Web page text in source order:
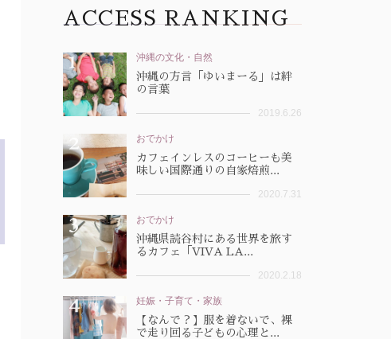
ACCESS RANKING
沖縄の文化・自然
沖縄の方言「ゆいまーる」は絆
の言葉
2019.6.26
おでかけ
カフェインレスのコーヒーも美
味しい国際通りの自家焙煎...
2020.7.31
おでかけ
沖縄県読谷村にある世界を旅す
るカフェ「VIVA LA...
2020.2.18
妊娠・子育て・家族
【なんで？】服を着ないで、裸
で走り回る子どもの心理と...